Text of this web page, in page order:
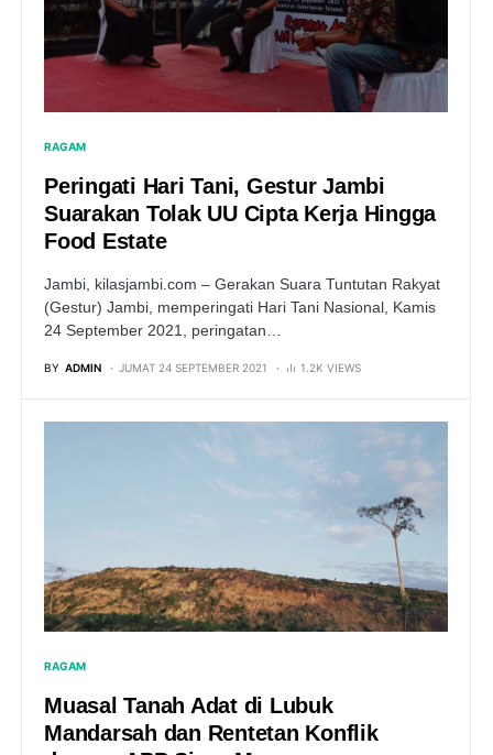
RAGAM
Peringati Hari Tani, Gestur Jambi
Suarakan Tolak UU Cipta Kerja Hingga
Food Estate
Jambi, kilasjambi.com – Gerakan Suara Tuntutan Rakyat
(Gestur) Jambi, memperingati Hari Tani Nasional, Kamis
24 September 2021, peringatan…
BY ADMIN JUMAT 24 SEPTEMBER 2021 1.2K VIEWS
RAGAM
Muasal Tanah Adat di Lubuk
Mandarsah dan Rentetan Konflik